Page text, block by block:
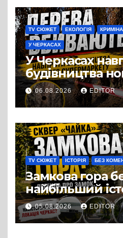
TV СЮЖЕТ ЕКОЛОГІЯ
У ЧЕРКАСАХ
У Черкасах
будівництва
супермаркету
проспекті
дерева. І це
можна назвати
випадковістю
06.08.2026 EDITOR
TV СЮЖЕТ ІСТОРІЯ БЕЗ
Замкова гора
найбільший
міф Черкас
05.08.2026 EDITOR